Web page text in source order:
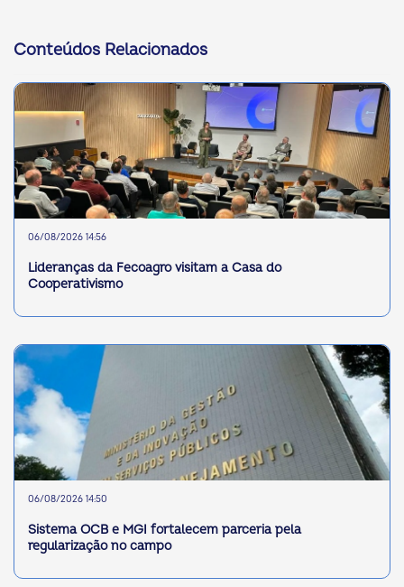
Conteúdos Relacionados
06/08/2026 14:56
Lideranças da Fecoagro visitam a Casa do
Cooperativismo
06/08/2026 14:50
Sistema OCB e MGI fortalecem parceria pela
regularização no campo